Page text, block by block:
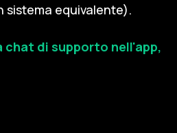
sistema equivalente).
chat di supporto nell'app,